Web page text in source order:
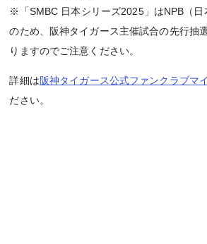
※「SMBC 日本シリーズ2025」はNPB（日
のため、阪神タイガース主催試合の先行抽
りますのでご注意ください。
詳細は阪神タイガース公式ファンクラブマ
ださい。